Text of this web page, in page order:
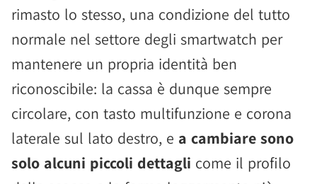
rimasto lo stesso, una condizione del tutto
normale nel settore degli smartwatch per
mantenere un propria identità ben
riconoscibile: la cassa è dunque sempre
circolare, con tasto multifunzione e corona
laterale sul lato destro, e a cambiare sono
solo alcuni piccoli dettagli come il profilo